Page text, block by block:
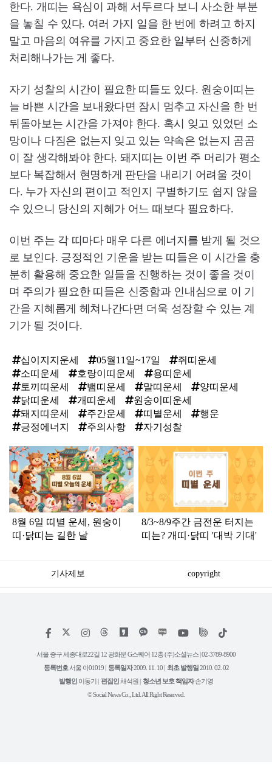
한다. 개띠는 욕심이 과해 서두르다 보니 사소한 부분
을 놓칠 수 있다. 여러 가지 일을 한 번에 하려고 하지
말고 마음의 여유를 가지고 중요한 일부터 신중하게
처리해나가는 게 좋다.
자기 성찰의 시간이 필요한 띠들도 있다. 원숭이띠는
늘 바쁜 시간을 보내왔다면 잠시 멈추고 자신을 한 번
뒤돌아보는 시간을 가져야 한다. 혹시 잊고 있었던 소
망이나 다짐은 없는지 잊고 있는 약속은 없는지 곰곰
이 잘 생각해봐야 한다. 돼지띠는 이번 주 머리가 평소
보다 복잡해서 현명하게 판단을 내리기 어려울 것이
다. 누가 자신의 편이고 적인지 구별하기도 쉽지 않을
수 있으니 당신의 지혜가 어느 때보다 필요하다.
이번 주는 각 띠마다 매우 다른 에너지를 받게 될 것으
로 보인다. 긍정적인 기운을 받는 띠들은 이 시간을 충
분히 활용해 중요한 일들을 진행하는 것이 좋을 것이
며 주의가 필요한 띠들은 신중함과 인내심으로 이 기
간을 지혜롭게 헤쳐나간다면 더욱 성장할 수 있는 계
기가 될 것이다.
십이지지운세 05월11일~17일
쥐띠운세
소띠운세
호랑이띠운세
용띠운세
토끼띠운세
뱀띠운세 말띠운세
양띠운세
닭띠운세
개띠운세
원숭이띠운세
돼지띠운세
주간운세 띠별운세
행운
긍정에너지
주의사항 자기성찰
탑
라
인
8월 6일 띠별 운세, 원숭이
띠·닭띠는 길한 날
8/3~8/9주간 금전운 터지는
띠는? 개띠·닭띠 '대박 기대'
기사제보 copyright
페
스
인
타
램
위
트
유
튜
틱
서울 중구 세종대로22길 12 광화문 G스퀘어 12층 (주)소셜뉴스 | 02-3789-8900
등록번호 서울 아01019 | 등록일자2009. 11. 10 | 최초 발행일2010. 02. 02
발행인 이동기 | 편집인채석원 | 청소년 보호 책임자손기영
© Social News Co., Ltd. All Right Reserved.